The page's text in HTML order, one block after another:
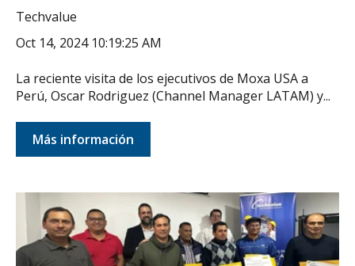
Techvalue
Oct 14, 2024 10:19:25 AM
La reciente visita de los ejecutivos de Moxa USA a
Perú, Oscar Rodriguez (Channel Manager LATAM) y...
Más información